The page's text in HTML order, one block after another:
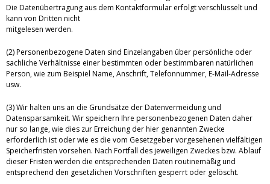
Die Datenübertragung aus dem Kontaktformular erfolgt verschlüsselt und
kann von Dritten nicht
mitgelesen werden.
(2) Personenbezogene Daten sind Einzelangaben über persönliche oder
sachliche Verhältnisse einer bestimmten oder bestimmbaren natürlichen
Person, wie zum Beispiel Name, Anschrift, Telefonnummer, E-Mail-Adresse
usw.
(3) Wir halten uns an die Grundsätze der Datenvermeidung und
Datensparsamkeit. Wir speichern Ihre personenbezogenen Daten daher
nur so lange, wie dies zur Erreichung der hier genannten Zwecke
erforderlich ist oder wie es die vom Gesetzgeber vorgesehenen vielfältigen
Speicherfristen vorsehen. Nach Fortfall des jeweiligen Zweckes bzw. Ablauf
dieser Fristen werden die entsprechenden Daten routinemäßig und
entsprechend den gesetzlichen Vorschriften gesperrt oder gelöscht.